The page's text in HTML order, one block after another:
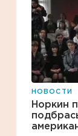
НОВОСТИ
Норкин